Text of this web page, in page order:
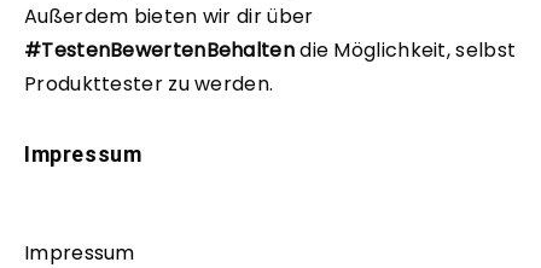
Außerdem bieten wir dir über
#TestenBewertenBehaltendie Möglichkeit, selbst
Produkttester zu werden.
Impressum
Impressum